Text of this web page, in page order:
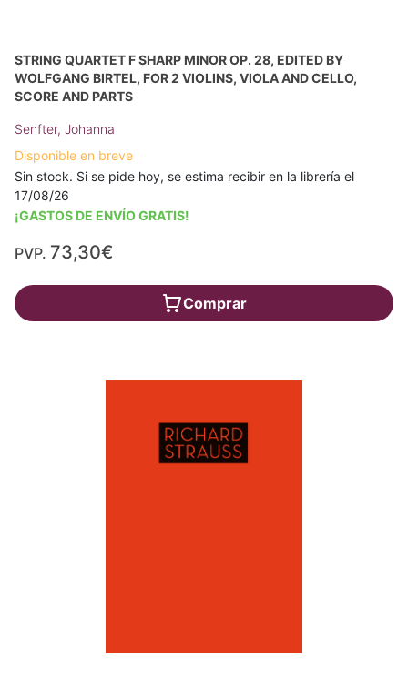
STRING QUARTET F SHARP MINOR OP. 28, EDITED BY
WOLFGANG BIRTEL, FOR 2 VIOLINS, VIOLA AND CELLO,
SCORE AND PARTS
Senfter, Johanna
Disponible en breve
Sin stock. Si se pide hoy, se estima recibir en la librería el
17/08/26
¡GASTOS DE ENVÍO GRATIS!
PVP. 73,30€
Comprar